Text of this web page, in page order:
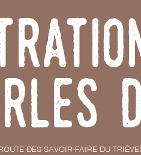
DES SAVOIR-FAIRE DU